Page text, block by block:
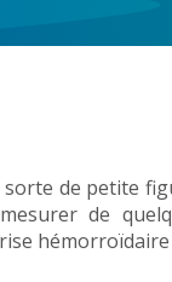
de petite
de